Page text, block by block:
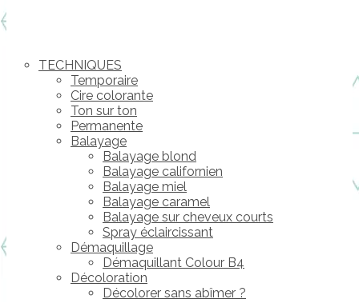
TECHNIQUES
Temporaire
Cire colorante
Ton sur ton
Permanente
Balayage
Balayage blond
Balayage californien
Balayage miel
Balayage caramel
Balayage sur cheveux courts
Spray éclaircissant
Démaquillage
Démaquillant Colour B4
Décoloration
Décolorer sans abîmer ?